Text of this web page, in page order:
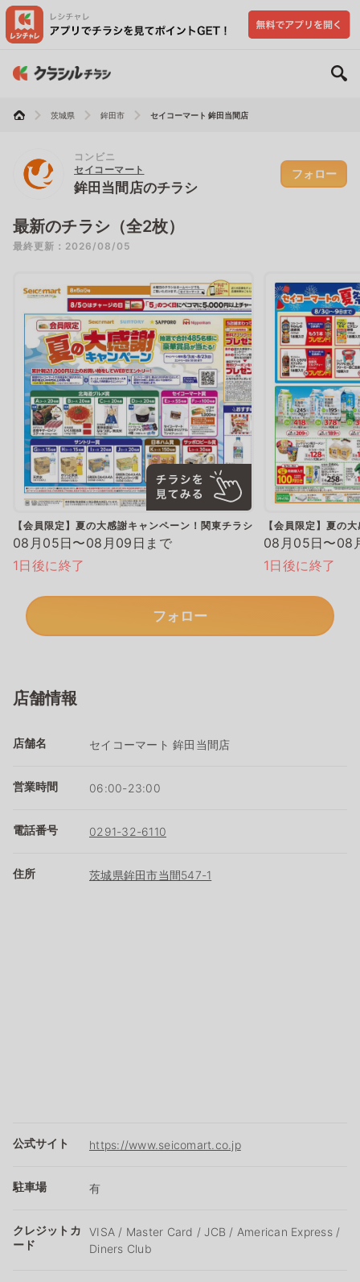
茨城県 鉾田市 セイコーマート 鉾田当間店
コンビニ
セイコーマート
鉾田当間店のチラシ
フォロー
最新のチラシ（全2枚）
最終更新：2026/08/05
【会員限定】夏の大感謝キャンペーン！関東チラシ
08月05日〜08月09日まで
1日後に終了
【会員限定】夏の
08月05日〜08
1日後に終了
フォロー
店舗情報
店舗名 セイコーマート 鉾田当間店
営業時間 06:00-23:00
電話番号 0291-32-6110
住所 茨城県鉾田市当間547-1
公式サイト https://www.seicomart.co.jp
駐車場 有
クレジットカ
ード
VISA / Master Card / JCB / American Express /
Diners Club